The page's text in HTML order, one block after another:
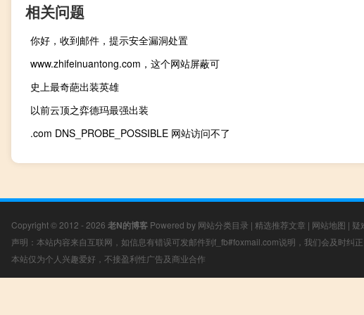
相关问题
你好，收到邮件，提示安全漏洞处置
www.zhifeinuantong.com，这个网站屏蔽可
史上最奇葩出装英雄
以前云顶之弈德玛最强出装
.com DNS_PROBE_POSSIBLE 网站访问不了
Copyright © 2012 - 2026 老N的博客 Powered by 网站分类目录 | 精选推荐文章 | 网站地图 | 疑
声明：本站内容来自互联网，如信息有错误可发邮件到f_fb#foxmail.com说明，我们会及时纠
本站仅为个人兴趣爱好，不接盈利性广告及商业合作